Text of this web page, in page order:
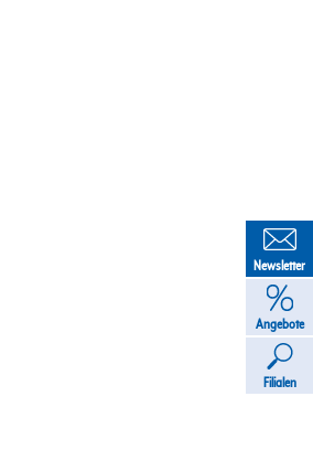
Newsletter
Angebote
Filialen